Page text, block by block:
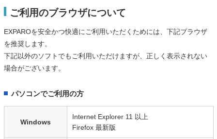
ご利用のブラウザについて
EXPAROを安全かつ快適にご利用いただくためには、下記ブラウザ
を推奨します。
下記以外のソフトでもご利用いただけますが、正しく表示されない
場合がございます。
パソコンでご利用の方
Windows
Internet Explorer 11 以上
Firefox 最新版